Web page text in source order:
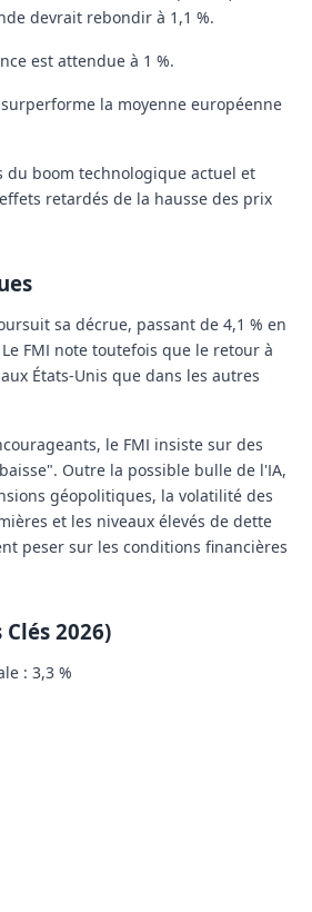
devrait rebondir à 1,1 %.
est attendue à 1 %.
surperforme la moyenne européenne
du boom technologique actuel et
retardés de la hausse des prix
sa décrue, passant de 4,1 % en
Le FMI note toutefois que le retour à
États-Unis que dans les autres
le FMI insiste sur des
Outre la possible bulle de l'IA,
géopolitiques, la volatilité des
et les niveaux élevés de dette
peser sur les conditions financières
2026)
: 3,3 %